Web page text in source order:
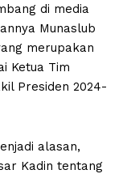
di media
Munaslub
merupakan
Ketua Tim
Presiden 2024-
alasan,
Kadin tentang